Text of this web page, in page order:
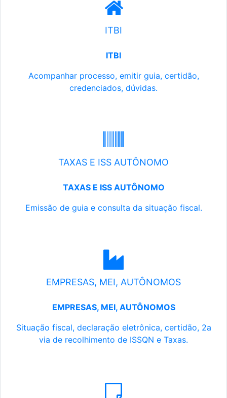
ITBI
ITBI
Acompanhar processo, emitir guia, certidão,
credenciados, dúvidas.
TAXAS E ISS AUTÔNOMO
TAXAS E ISS AUTÔNOMO
Emissão de guia e consulta da situação fiscal.
EMPRESAS, MEI, AUTÔNOMOS
EMPRESAS, MEI, AUTÔNOMOS
Situação fiscal, declaração eletrônica, certidão, 2a
via de recolhimento de ISSQN e Taxas.